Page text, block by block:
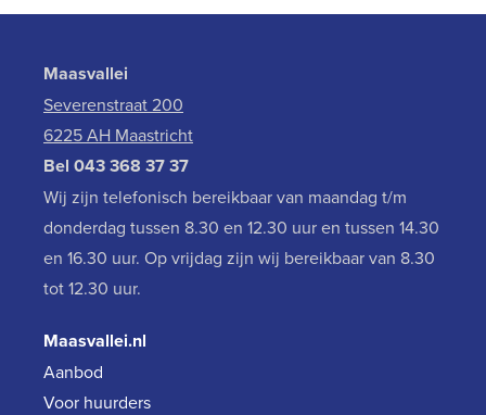
Maasvallei
Severenstraat 200
6225 AH Maastricht
Bel 043 368 37 37
Wij zijn telefonisch bereikbaar van maandag t/m
donderdag tussen 8.30 en 12.30 uur en tussen 14.30
en 16.30 uur. Op vrijdag zijn wij bereikbaar van 8.30
tot 12.30 uur.
Maasvallei.nl
Aanbod
Voor huurders